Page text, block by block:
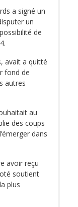
a signé un
un
de
avait a quitté
fond de
autres
au
des coups
dans
avoir reçu
soutient
plus